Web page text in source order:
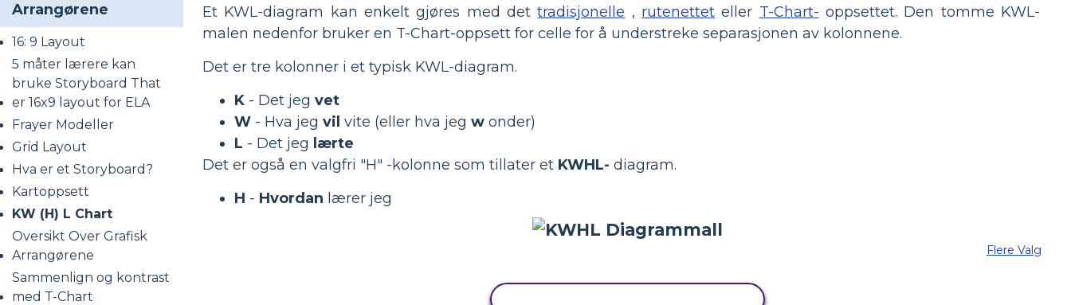
Arrangørene
16: 9 Layout
5 måter lærere kan
bruke Storyboard That
er 16x9 layout for ELA
Frayer Modeller
Grid Layout
Hva er et Storyboard?
Kartoppsett
KW (H) L Chart
Oversikt Over Grafisk
Arrangørene
Sammenlign og kontrast
med T-Chart
Et KWL-diagram kan enkelt gjøres med dettradisjonelle , rutenettet eller T-Chart- oppsettet. Den tomme KWL-
malen nedenfor bruker en T-Chart-oppsett for celle for å understreke separasjonen av kolonnene.
Det er tre kolonner i et typisk KWL-diagram.
K - Det jeg vet
W - Hva jeg vil vite (eller hva jeg w onder)
L - Det jeg lærte
Det er også en valgfri "H" -kolonne som tillater et KWHL- diagram.
H - Hvordan lærer jeg
Flere Valg